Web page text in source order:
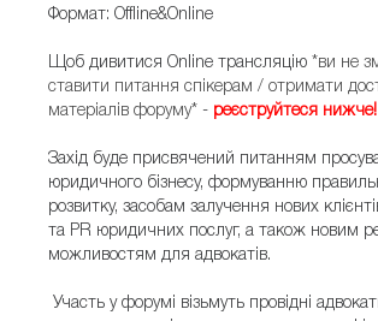
Формат: Offline&Online
Щоб дивитися Online трансляцію *ви не
ставити питання спікерам / отримати
матеріалів форуму* - реєструйтеся нижче!
Захід буде присвячений питанням
юридичного бізнесу, формуванню
розвитку, засобам залучення нових
та PR юридичних послуг, а також новим
можливостям для адвокатів.
Участь у форумі візьмуть провідні